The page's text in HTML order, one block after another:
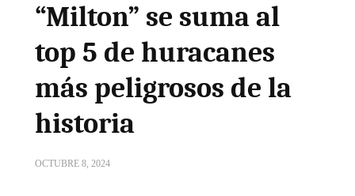
“Milton” se suma al
top 5 de huracanes
más peligrosos de la
historia
OCTUBRE 8, 2024